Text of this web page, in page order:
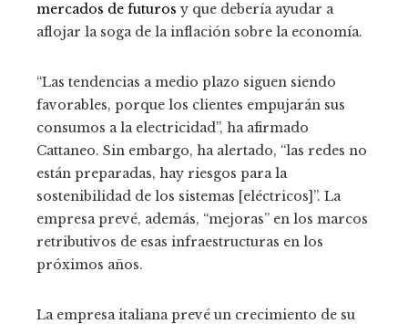
mercados de futuros y que debería ayudar a
aflojar la soga de la inflación sobre la economía.
“Las tendencias a medio plazo siguen siendo
favorables, porque los clientes empujarán sus
consumos a la electricidad”, ha afirmado
Cattaneo. Sin embargo, ha alertado, “las redes no
están preparadas, hay riesgos para la
sostenibilidad de los sistemas [eléctricos]”. La
empresa prevé, además, “mejoras” en los marcos
retributivos de esas infraestructuras en los
próximos años.
La empresa italiana prevé un crecimiento de su